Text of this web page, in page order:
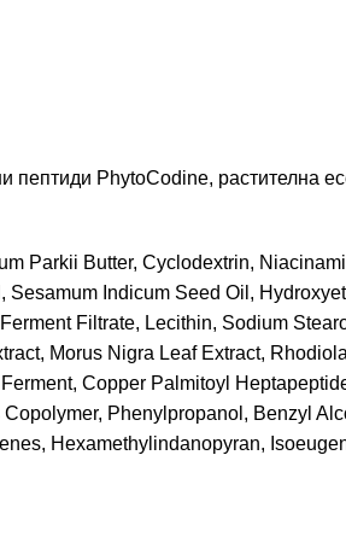
PhytoCodine, растителна
Parkii Butter, Cyclodextrin,
Indicum Seed Oil,
Filtrate, Lecithin, Sodium
Morus Nigra Leaf Extract,
Copper Palmitoyl
Phenylpropanol, Benzyl
Hexamethylindanopyran,